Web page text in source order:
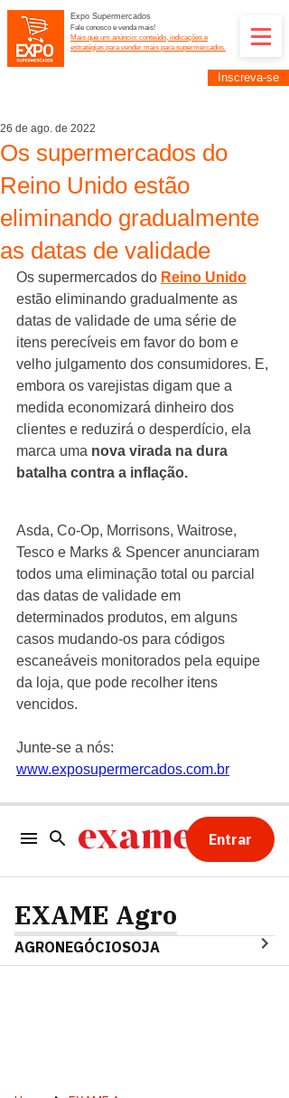
Expo Supermercados
Fale conosco e venda mais!
Mais que um anúncio: conteúdo, indicações e
estratégias para vender mais para supermercados.
Inscreva-se
Os supermercados do
Reino Unido estão
eliminando gradualmente
as datas de validade
26 de ago. de 2022
Os supermercados do Reino Unido
estão eliminando gradualmente as
datas de validade de uma série de
itens perecíveis em favor do bom e
velho julgamento dos consumidores. E,
embora os varejistas digam que a
medida economizará dinheiro dos
clientes e reduzirá o desperdício, ela
marca uma nova virada na dura
batalha contra a inflação.
Asda, Co-Op, Morrisons, Waitrose,
Tesco e Marks & Spencer anunciaram
todos uma eliminação total ou parcial
das datas de validade em
determinados produtos, em alguns
casos mudando-os para códigos
escaneáveis monitorados pela equipe
da loja, que pode recolher itens
vencidos.
Junte-se a nós:
www.exposupermercados.com.br